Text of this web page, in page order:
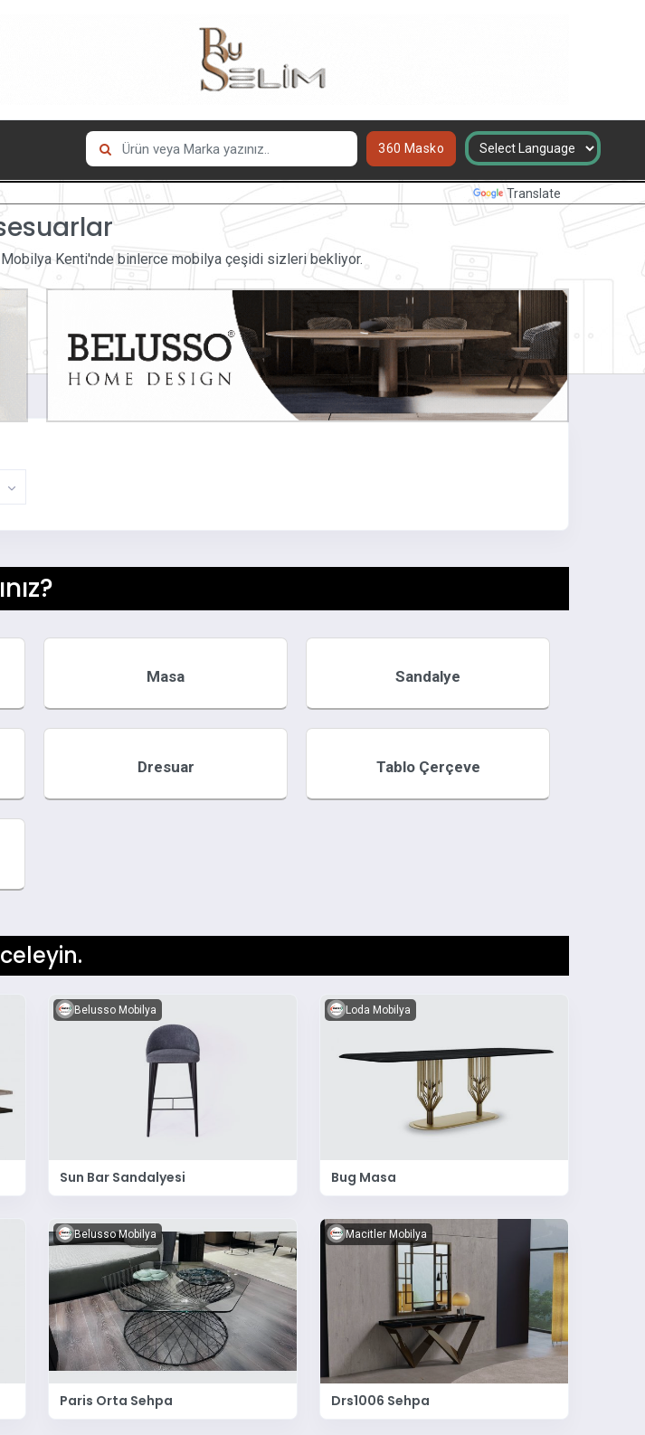
Translate
360 Masko
Kenti'nde binlerce mobilya çeşidi sizleri bekliyor.
Masa Sandalye
Dresuar Tablo Çerçeve
Belusso Mobilya
Sun Bar Sandalyesi
Loda Mobilya
Bug Masa
Belusso Mobilya
Paris Orta Sehpa
Macitler Mobilya
Drs1006 Sehpa